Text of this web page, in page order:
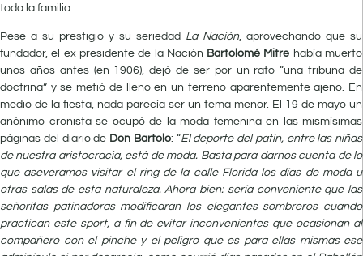
toda la familia.
Pese a su prestigio y su seriedad La Nación, aprovechando que su
fundador, el ex presidente de la Nación Bartolomé Mitre había muerto
unos años antes (en 1906), dejó de ser por un rato “una tribuna de
doctrina” y se metió de lleno en un terreno aparentemente ajeno. En
medio de la fiesta, nada parecía ser un tema menor. El 19 de mayo un
anónimo cronista se ocupó de la moda femenina en las mismísimas
páginas del diario de Don Bartolo: “El deporte del patín, entre las niñas
de nuestra aristocracia, está de moda. Basta para darnos cuenta de lo
que aseveramos visitar el ring de la calle Florida los días de moda u
otras salas de esta naturaleza. Ahora bien: sería conveniente que las
señoritas patinadoras modificaran los elegantes sombreros cuando
practican este sport, a fin de evitar inconvenientes que ocasionan al
compañero con el pinche y el peligro que es para ellas mismas ese